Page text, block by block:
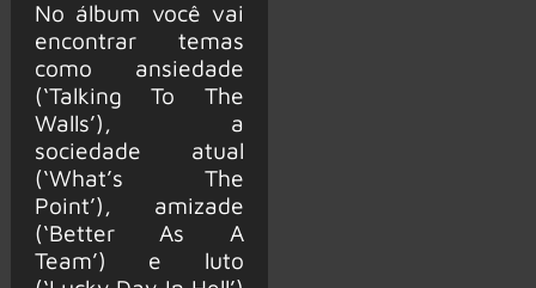
No álbum você vai
encontrar temas
como ansiedade
(‘Talking To The
Walls’), a
sociedade atual
(‘What’s The
Point’), amizade
(‘Better As A
Team’) e luto